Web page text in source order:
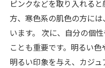
ピンクなどを取り入れる
方、寒色系の肌色の方に
います。 次に、自分の個
ことも重要です。明るい
明るい印象を与え、カジ